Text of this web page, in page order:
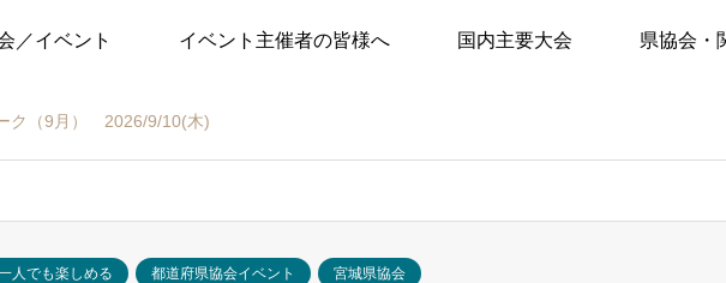
／イベント イベント主催者の皆様へ 国内主要大会 県協会・
ク（9月） 2026/9/10(木)
人でも楽しめる 都道府県協会イベント 宮城県協会